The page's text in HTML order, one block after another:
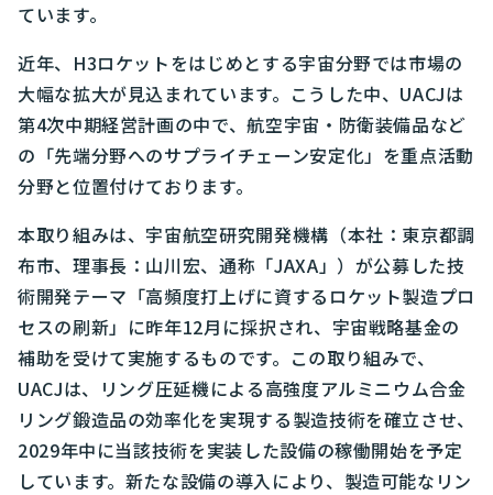
ています。
近年、H3ロケットをはじめとする宇宙分野では市場の
大幅な拡大が見込まれています。こうした中、UACJは
第4次中期経営計画の中で、航空宇宙・防衛装備品など
の「先端分野へのサプライチェーン安定化」を重点活動
分野と位置付けております。
本取り組みは、宇宙航空研究開発機構（本社：東京都調
布市、理事長：山川宏、通称「JAXA」）が公募した技
術開発テーマ「高頻度打上げに資するロケット製造プロ
セスの刷新」に昨年12月に採択され、宇宙戦略基金の
補助を受けて実施するものです。この取り組みで、
UACJは、リング圧延機による高強度アルミニウム合金
リング鍛造品の効率化を実現する製造技術を確立させ、
2029年中に当該技術を実装した設備の稼働開始を予定
しています。新たな設備の導入により、製造可能なリン